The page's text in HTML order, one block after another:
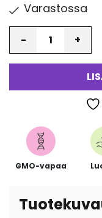
Varastossa
GMO-vapaa